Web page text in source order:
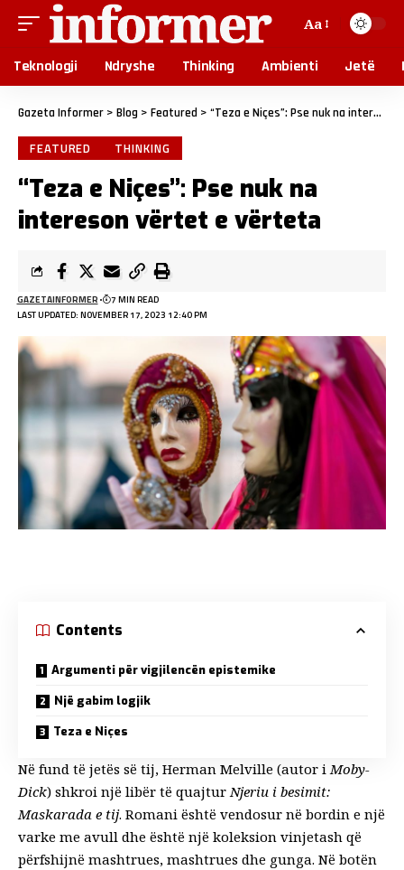
Aa
Teknologji Ndryshe Thinking Ambienti Jetë
Gazeta Informer > Blog > Featured > “Teza e Niçes”: Pse nuk na intereson vërtet e vërteta
FEATURED THINKING
“Teza e Niçes”: Pse nuk na
intereson vërtet e vërteta
LAST UPDATED: NOVEMBER 17, 2023 12:40 PM
GAZETAINFORMER 7 MIN READ
Contents
Argumenti për vigjilencën epistemike
Një gabim logjik
Teza e Niçes
Në fund të jetës së tij, Herman Melville (autor iMoby-
Dick) shkroi një libër të quajturNjeriu i besimit:
Maskarada e tij. Romani është vendosur në bordin e një
varke me avull dhe është një koleksion vinjetash që
përfshijnë mashtrues, mashtrues dhe gunga. Në botën